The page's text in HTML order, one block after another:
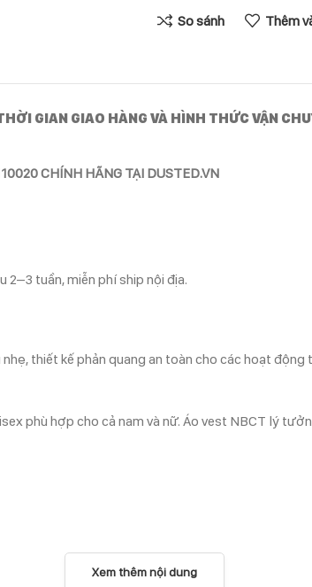
So sánh Thêm
GIAN GIAO HÀNG VÀ HÌNH THỨC VẬN
CHÍNH HÃNG TẠI DUSTED.VN
2–3 tuần, miễn phí ship nội địa.
thiết kế phản quang an toàn cho các hoạt
phù hợp cho cả nam và nữ. Áo vest NBCT lý
Xem thêm nội dung